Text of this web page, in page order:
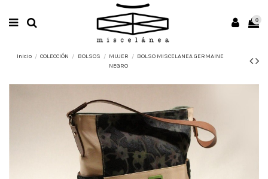
0
Inicio COLECCIÓN BOLSOS MUJER
BOLSO MISCELANEA GERMAINE
NEGRO